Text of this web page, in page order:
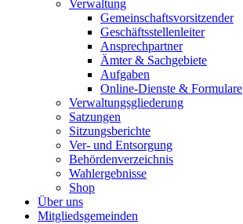
Verwaltung
Gemeinschaftsvorsitzender
Geschäftsstellenleiter
Ansprechpartner
Ämter & Sachgebiete
Aufgaben
Online-Dienste & Formulare
Verwaltungsgliederung
Satzungen
Sitzungsberichte
Ver- und Entsorgung
Behördenverzeichnis
Wahlergebnisse
Shop
Über uns
Mitgliedsgemeinden